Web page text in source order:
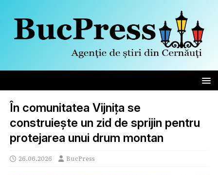
În comunitatea Vijnița se
construiește un zid de sprijin pentru
protejarea unui drum montan
26.06.2026 BucPress